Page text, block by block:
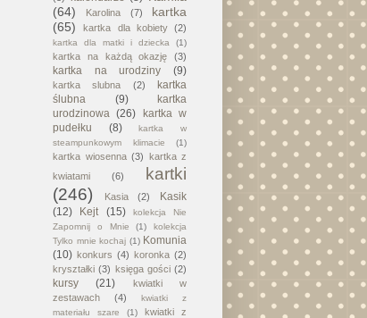
(64)
Karolina (7)
kartka
(65)
kartka dla kobiety (2)
kartka dla matki i dziecka (1)
kartka na każdą okazję (3)
kartka na urodziny (9)
kartka slubna (2)
kartka
ślubna
(9)
kartka
urodzinowa (26) kartka w
pudełku
(8)
kartka w
steampunkowym klimacie
(1)
kartka wiosenna (3) kartka z
kwiatami
(6)
kartki
(246)
Kasia (2)
Kasik
(12)
Kejt (15)
kolekcja Nie
Zapomnij o Mnie
(1)
kolekcja
Tylko mnie kochaj (1) Komunia
(10) konkurs (4) koronka (2)
kryształki (3) księga gości (2)
kursy (21)
kwiatki w
zestawach
(4)
kwiatki z
materiału szare
(1)
kwiatki z